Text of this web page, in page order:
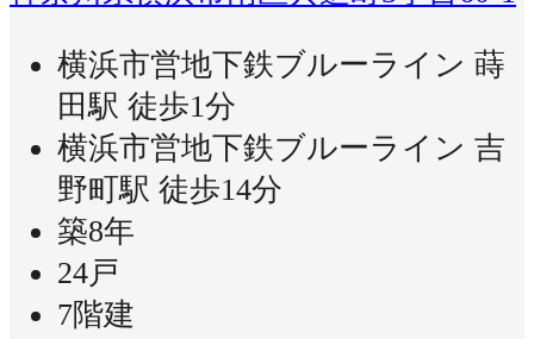
横浜市営地下鉄ブルーライン 蒔
田駅 徒歩1分
横浜市営地下鉄ブルーライン 吉
野町駅 徒歩14分
築8年
24戸
7階建